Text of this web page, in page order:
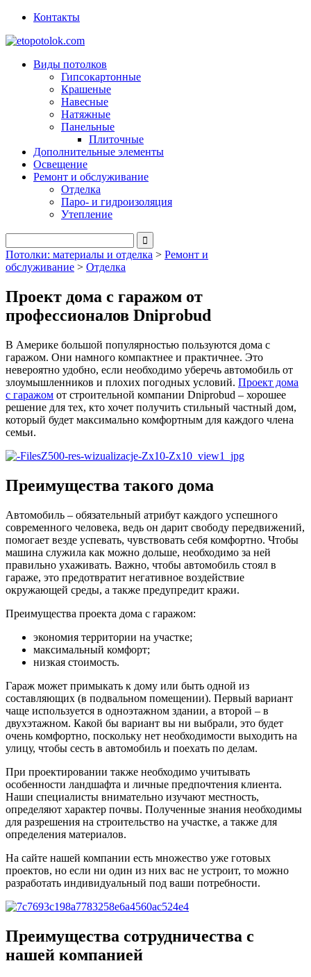
Контакты
Виды потолков
Гипсокартонные
Крашеные
Навесные
Натяжные
Панельные
Плиточные
Дополнительные элементы
Освещение
Ремонт и обслуживание
Отделка
Паро- и гидроизоляция
Утепление
Потолки: материалы и отделка > Ремонт и
обслуживание > Отделка
Проект дома с гаражом от
профессионалов Dniprobud
В Америке большой популярностью пользуются дома с
гаражом. Они намного компактнее и практичнее. Это
невероятно удобно, если необходимо уберечь автомобиль от
злоумышленников и плохих погодных условий. Проект дома
с гаражом от строительной компании Dniprobud – хорошее
решение для тех, кто хочет получить стильный частный дом,
который будет максимально комфортным для каждого члена
семьи.
Преимущества такого дома
Автомобиль – обязательный атрибут каждого успешного
современного человека, ведь он дарит свободу передвижений,
помогает везде успевать, чувствовать себя комфортно. Чтобы
машина служила как можно дольше, необходимо за ней
правильно ухаживать. Важно, чтобы автомобиль стоял в
гараже, это предотвратит негативное воздействие
окружающей среды, а также предупредит кражи.
Преимущества проекта дома с гаражом:
экономия территории на участке;
максимальный комфорт;
низкая стоимость.
Гараж может примыкать к дому или быть одной из
составляющих (в подвальном помещении). Первый вариант
чаще используется в одноэтажном здании, а второй – в
двухэтажном. Какой бы вариант вы ни выбрали, это будет
очень комфортно, поскольку нет необходимости выходить на
улицу, чтобы сесть в автомобиль и поехать по делам.
При проектировании также необходимо учитывать
особенности ландшафта и личные предпочтения клиента.
Наши специалисты внимательно изучают местность,
определяют характер почвы. Полученные знания необходимы
для разрешения на строительство на участке, а также для
определения материалов.
На сайте нашей компании есть множество уже готовых
проектов, но если ни один из них вас не устроит, то можно
разработать индивидуальный под ваши потребности.
Преимущества сотрудничества с
нашей компанией